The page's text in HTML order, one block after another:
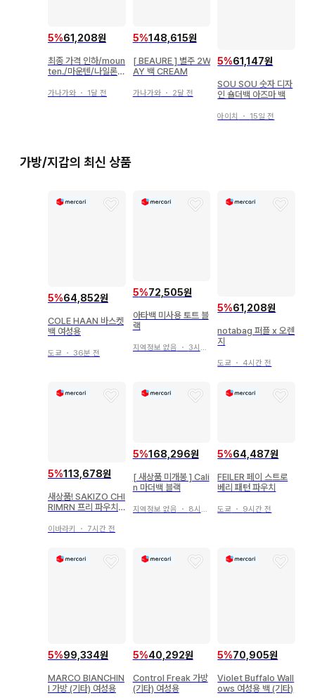
5%61,208원
최종 가격 인하/moun
ten./마운텐/나일론
가나가와 ・ 1달 전
5%148,615원
[ BEAURE ] 별주 2W
AY 백 CREAM
가나가와・ 2달 전
5%61,147원
SOU SOU 숫자 디자
인 숄더백 아즈마 백
아이치 ・ 15일 전
가방/지갑의 최신 상품
5%64,852원
COLE HAAN 바스켓
백 여성용
도쿄 ・ 36분 전
5%72,505원
아타백 미사용 토트 블
랙
지역정보 없음 ・ 3시간 전
5%61,208원
notabag 퍼플 x 오렌
지
도쿄 ・ 4시간 전
5%113,678원
새상품! SAKIZO CHI
RIMRN 프리 파우치
이바라키 ・ 7시간 전
5%168,296원
[ 새상품 미개봉 ] Cali
n 마더백 블랙
지역정보 없음 ・ 8시간 전
5%64,487원
FEILER 페이 스트로
베리 패턴 파우치
도쿄 ・ 9시간 전
5%99,334원
MARCO BIANCHIN
I 가방 (기타) 여성용
5%40,292원
Control Freak 가방
(기타) 여성용
5%70,905원
Violet Buffalo Wall
ows 여성용 백 (기타)